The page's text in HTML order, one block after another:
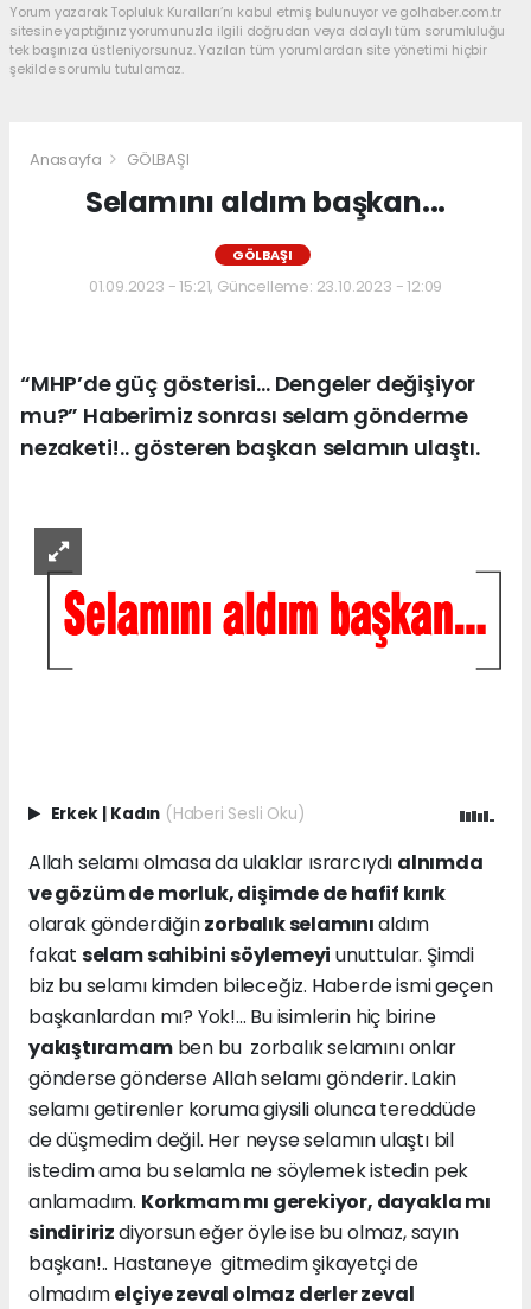
Yorum yazarak Topluluk Kuralları’nı kabul etmiş bulunuyor ve golhaber.com.tr
sitesine yaptığınız yorumunuzla ilgili doğrudan veya dolaylı tüm sorumluluğu
tek başınıza üstleniyorsunuz. Yazılan tüm yorumlardan site yönetimi hiçbir
şekilde sorumlu tutulamaz.
Anasayfa GÖLBAŞI
Selamını aldım başkan...
GÖLBAŞI
01.09.2023 - 15:21, Güncelleme: 23.10.2023 - 12:09
“MHP’de güç gösterisi… Dengeler değişiyor
mu?” Haberimiz sonrası selam gönderme
nezaketi!.. gösteren başkan selamın ulaştı.
Erkek | Kadın (Haberi Sesli Oku)
Allah selamı olmasa da ulaklar ısrarcıydı alnımda
ve gözüm de morluk, dişimde de hafif kırık
olarak gönderdiğinzorbalık selamınıaldım
fakat selam sahibini söylemeyi unuttular. Şimdi
biz bu selamı kimden bileceğiz. Haberde ismi geçen
başkanlardan mı? Yok!... Bu isimlerin hiç birine
yakıştıramamben bu zorbalık selamını onlar
gönderse gönderse Allah selamı gönderir. Lakin
selamı getirenler koruma giysili olunca tereddüde
de düşmedim değil. Her neyse selamın ulaştı bil
istedim ama bu selamla ne söylemek istedin pek
anlamadım. Korkmam mı gerekiyor, dayakla mı
sindiririzdiyorsun eğer öyle ise bu olmaz, sayın
başkan!.. Hastaneye gitmedim şikayetçi de
olmadımelçiye zeval olmaz derler zeval